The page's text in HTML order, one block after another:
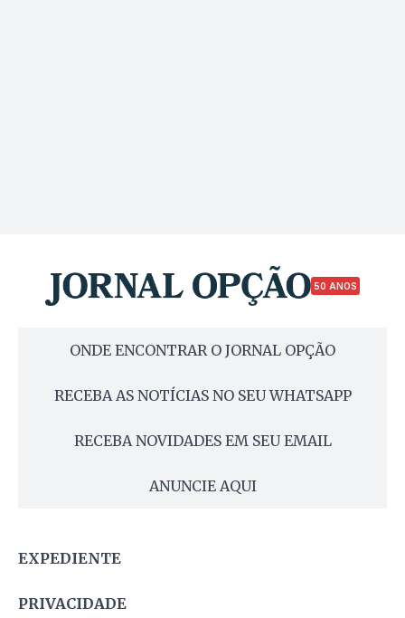
50 ANOS
ONDE ENCONTRAR O JORNAL OPÇÃO
RECEBA AS NOTÍCIAS NO SEU WHATSAPP
RECEBA NOVIDADES EM SEU EMAIL
ANUNCIE AQUI
EXPEDIENTE
PRIVACIDADE